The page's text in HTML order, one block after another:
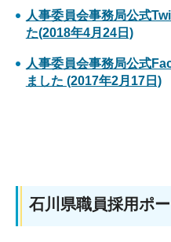
人事委員会事務局公式
た(2018年4月24日)
人事委員会事務局公式
ました (2017年2月17日)
石川県職員採用ポ